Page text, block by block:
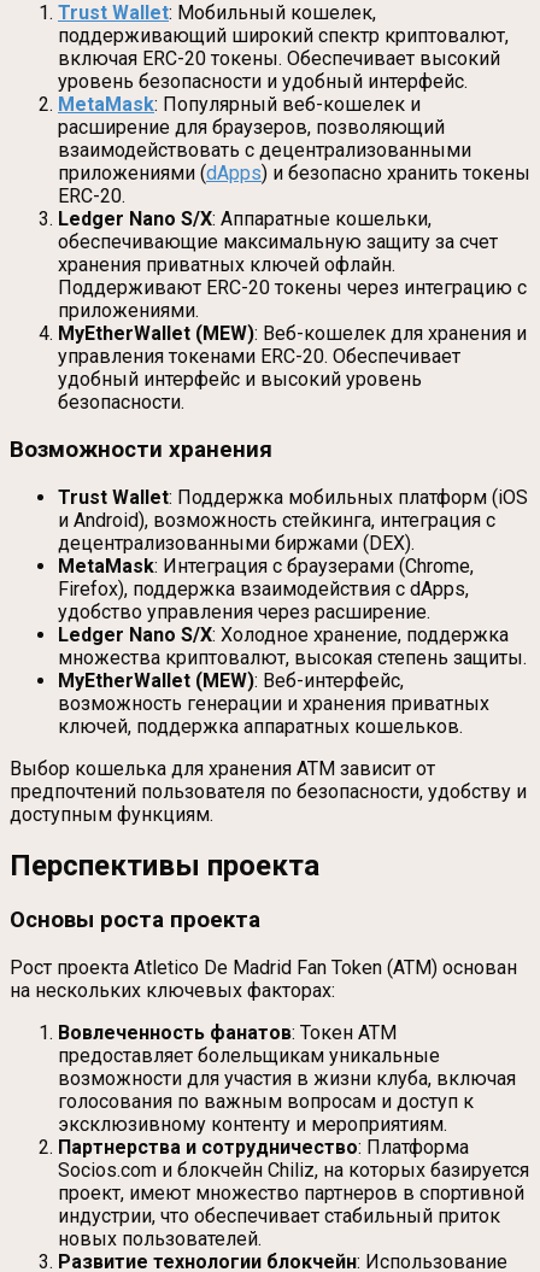
Trust Wallet: Мобильный кошелек,
поддерживающий широкий спектр криптовалют,
включая ERC-20 токены. Обеспечивает высокий
уровень безопасности и удобный интерфейс.
MetaMask: Популярный веб-кошелек и
расширение для браузеров, позволяющий
взаимодействовать с децентрализованными
приложениями (dApps) и безопасно хранить токены
ERC-20.
Ledger Nano S/X: Аппаратные кошельки,
обеспечивающие максимальную защиту за счет
хранения приватных ключей офлайн.
Поддерживают ERC-20 токены через интеграцию с
приложениями.
MyEtherWallet (MEW): Веб-кошелек для хранения и
управления токенами ERC-20. Обеспечивает
удобный интерфейс и высокий уровень
безопасности.
Возможности хранения
Trust Wallet: Поддержка мобильных платформ (iOS
и Android), возможность стейкинга, интеграция с
децентрализованными биржами (DEX).
MetaMask: Интеграция с браузерами (Chrome,
Firefox), поддержка взаимодействия с dApps,
удобство управления через расширение.
Ledger Nano S/X: Холодное хранение, поддержка
множества криптовалют, высокая степень защиты.
MyEtherWallet (MEW): Веб-интерфейс,
возможность генерации и хранения приватных
ключей, поддержка аппаратных кошельков.
Выбор кошелька для хранения ATM зависит от
предпочтений пользователя по безопасности, удобству и
доступным функциям.
Перспективы проекта
Основы роста проекта
Рост проекта Atletico De Madrid Fan Token (ATM) основан
на нескольких ключевых факторах:
Вовлеченность фанатов: Токен ATM
предоставляет болельщикам уникальные
возможности для участия в жизни клуба, включая
голосования по важным вопросам и доступ к
эксклюзивному контенту и мероприятиям.
Партнерства и сотрудничество: Платформа
Socios.com и блокчейн Chiliz, на которых базируется
проект, имеют множество партнеров в спортивной
индустрии, что обеспечивает стабильный приток
новых пользователей.
Развитие технологии блокчейн: Использование